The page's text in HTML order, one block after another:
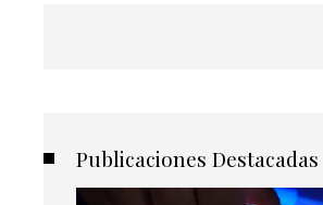
Publicaciones Destacadas